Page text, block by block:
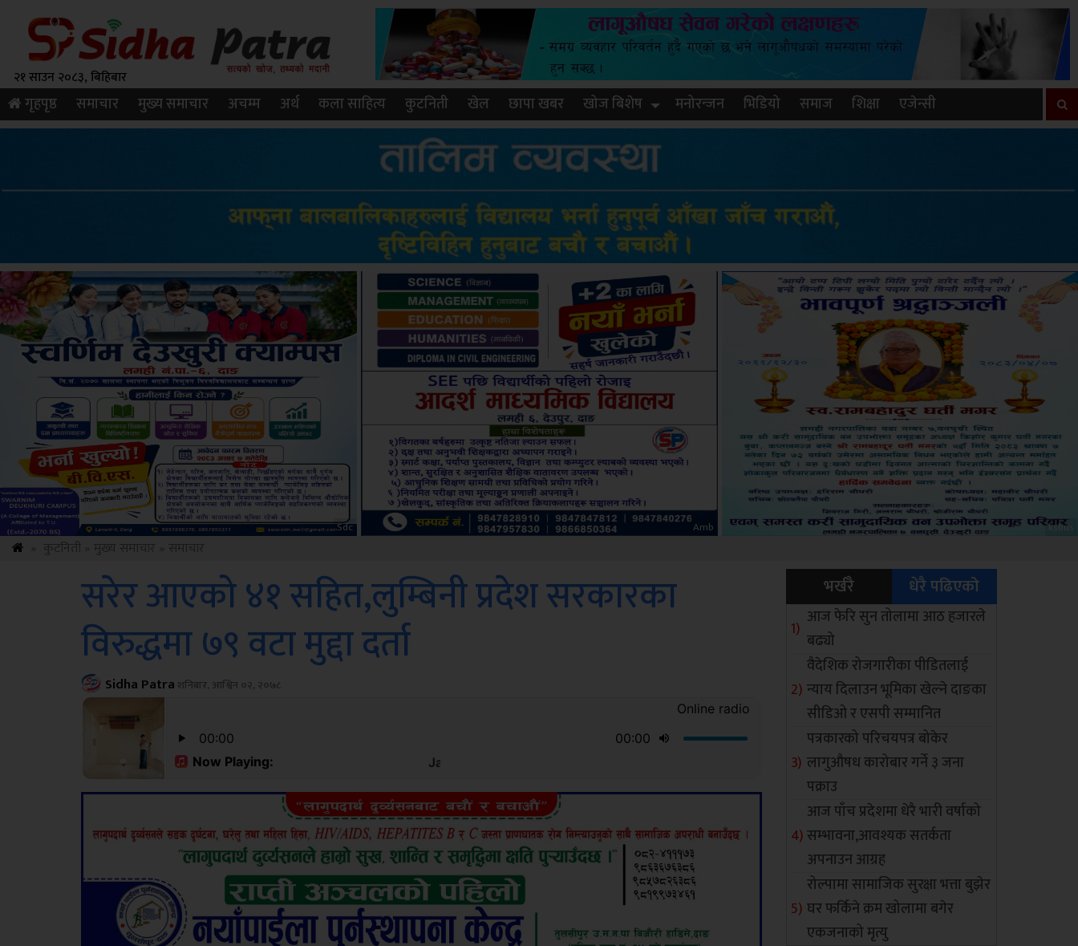
२१ साउन २०८३, बिहिबार
गृहपृष्ठ समाचार मुख्य समाचार अचम्म अर्थ कला साहित्य कुटनिती खेल छापा खबर खोज बिशेष मनोरन्जन भिडियो समाज शिक्षा एजेन्सी
Amb ksbus Sdc
सरेर आएको ४१ सहित,लुम्बिनी प्रदेश सरकारका
विरुद्धमा ७९ वटा मुद्दा दर्ता
Sidha Patra शनिबार, आश्विन ०२, २०७८
भर्खरै धेरै पढिएको
आज फेरि सुन तोलामा आठ हजारले
बढ्यो
वैदेशिक रोजगारीका पीडितलाई
न्याय दिलाउन भूमिका खेल्ने दाङका
सीडिओ र एसपी सम्मानित
पत्रकारको परिचयपत्र बोकेर
लागुऔषध कारोबार गर्ने ३ जना
पक्राउ
आज पाँच प्रदेशमा धेरै भारी वर्षाको
सम्भावना,आवश्यक सतर्कता
अपनाउन आग्रह
रोल्पामा सामाजिक सुरक्षा भत्ता बुझेर
घर फर्किने क्रम खोलामा बगेर
एकजनाको मृत्यु